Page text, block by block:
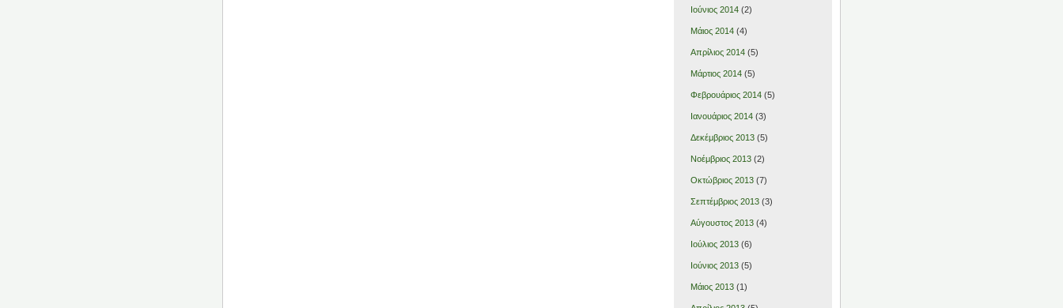
Ιούνιος 2014(2)
Μάιος 2014(4)
Απρίλιος 2014(5)
Μάρτιος 2014(5)
Φεβρουάριος 2014(5)
Ιανουάριος 2014(3)
Δεκέμβριος 2013(5)
Νοέμβριος 2013(2)
Οκτώβριος 2013(7)
Σεπτέμβριος 2013(3)
Αύγουστος 2013(4)
Ιούλιος 2013(6)
Ιούνιος 2013(5)
Μάιος 2013(1)